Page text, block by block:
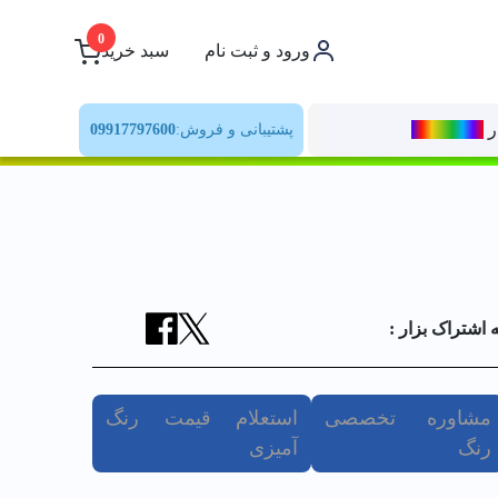
ورود و ثبت نام سبد خرید
0
پشتیبانی و فروش:09917797600
اشتراک بزار :
مشاوره تخصصی
رنگ
استعلام قیمت رنگ
آمیزی